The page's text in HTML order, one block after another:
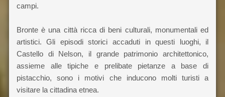
campi.
Bronte è una città ricca di beni culturali, monumentali ed
artistici. Gli episodi storici accaduti in questi luoghi, il
Castello di Nelson, il grande patrimonio architettonico,
assieme alle tipiche e prelibate pietanze a base di
pistacchio, sono i motivi che inducono molti turisti a
visitare la cittadina etnea.